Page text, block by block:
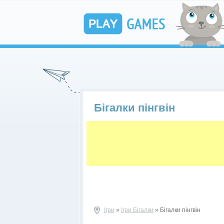
Бігалки пінгвін
Ігри » Ігри Бігалки » Бігалки пінгвін